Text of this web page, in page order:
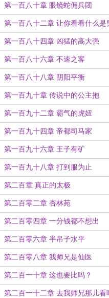
第一百八十章 眼镜蛇佣兵团
第一百八十二章 让你看看什么是
人
第一百八十四章 凶猛的高大强
第一百八十六章 不速之客
第一百八十八章 阴阳平衡
第一百九十章 传说中的公主抱
第一百九十二章 霸气的虎妞
第一百九十四章 帝都司马家
第一百九十六章 王子有矿
第一百九十八章 打到服为止
第二百章 真正的太极
第二百零二章 杏林苑
第二百零四章 一分钱都不想出
第二百零六章 半吊子水平
第二百零八章 我师兄是仙医
第二百一十章 这也要比吗？
第二百一十二章 去我师兄那儿看